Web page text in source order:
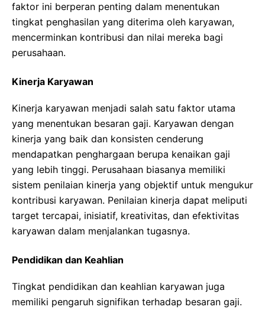
faktor ini berperan penting dalam menentukan
tingkat penghasilan yang diterima oleh karyawan,
mencerminkan kontribusi dan nilai mereka bagi
perusahaan.
Kinerja Karyawan
Kinerja karyawan menjadi salah satu faktor utama
yang menentukan besaran gaji. Karyawan dengan
kinerja yang baik dan konsisten cenderung
mendapatkan penghargaan berupa kenaikan gaji
yang lebih tinggi. Perusahaan biasanya memiliki
sistem penilaian kinerja yang objektif untuk mengukur
kontribusi karyawan. Penilaian kinerja dapat meliputi
target tercapai, inisiatif, kreativitas, dan efektivitas
karyawan dalam menjalankan tugasnya.
Pendidikan dan Keahlian
Tingkat pendidikan dan keahlian karyawan juga
memiliki pengaruh signifikan terhadap besaran gaji.